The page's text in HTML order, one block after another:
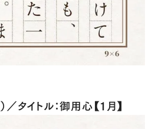
）／タイトル：御用心【１月】